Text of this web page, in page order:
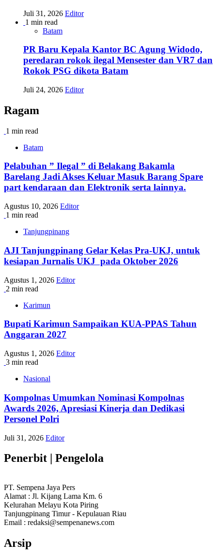
Juli 31, 2026 Editor
1 min read
Batam
PR Baru Kepala Kantor BC Agung Widodo,
peredaran rokok ilegal Mensester dan VR7 dan
Rokok PSG dikota Batam
Juli 24, 2026 Editor
Ragam
1 min read
Batam
Pelabuhan ” Ilegal ” di Belakang Bakamla
Barelang Jadi Akses Keluar Masuk Barang Spare
part kendaraan dan Elektronik serta lainnya.
Agustus 10, 2026 Editor
1 min read
Tanjungpinang
AJI Tanjungpinang Gelar Kelas Pra-UKJ, untuk
kesiapan Jurnalis UKJ pada Oktober 2026
Agustus 1, 2026 Editor
2 min read
Karimun
Bupati Karimun Sampaikan KUA-PPAS Tahun
Anggaran 2027
Agustus 1, 2026 Editor
3 min read
Nasional
Kompolnas Umumkan Nominasi Kompolnas
Awards 2026, Apresiasi Kinerja dan Dedikasi
Personel Polri
Juli 31, 2026 Editor
Penerbit | Pengelola
PT. Sempena Jaya Pers
Alamat : Jl. Kijang Lama Km. 6
Kelurahan Melayu Kota Piring
Tanjungpinang Timur - Kepulauan Riau
Email : redaksi@sempenanews.com
Arsip